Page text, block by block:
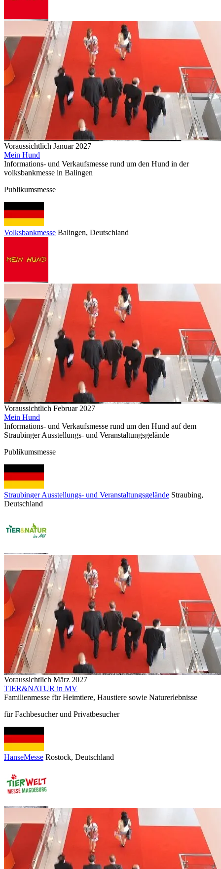
Voraussichtlich Januar 2027
Mein Hund
Informations- und Verkaufsmesse rund um den Hund in der
volksbankmesse in Balingen
Publikumsmesse
Volksbankmesse Balingen, Deutschland
Voraussichtlich Februar 2027
Mein Hund
Informations- und Verkaufsmesse rund um den Hund auf dem
Straubinger Ausstellungs- und Veranstaltungsgelände
Publikumsmesse
Straubinger Ausstellungs- und Veranstaltungsgelände Straubing,
Deutschland
Voraussichtlich März 2027
TIER&NATUR in MV
Familienmesse für Heimtiere, Haustiere sowie Naturerlebnisse
für Fachbesucher und Privatbesucher
HanseMesse Rostock, Deutschland